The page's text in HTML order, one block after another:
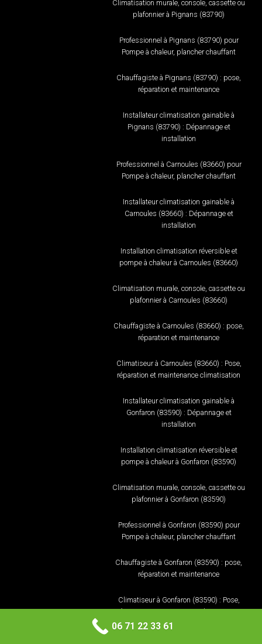
Climatisation murale, console, cassette ou
plafonnier à Pignans (83790)
Professionnel à Pignans (83790) pour
Pompe à chaleur, plancher chauffant
Chauffagiste à Pignans (83790) : pose,
réparation et maintenance
Installateur climatisation gainable à
Pignans (83790) : Dépannage et
installation
Professionnel à Carnoules (83660) pour
Pompe à chaleur, plancher chauffant
Installateur climatisation gainable à
Carnoules (83660) : Dépannage et
installation
Installation climatisation réversible et
pompe à chaleur à Carnoules (83660)
Climatisation murale, console, cassette ou
plafonnier à Carnoules (83660)
Chauffagiste à Carnoules (83660) : pose,
réparation et maintenance
Climatiseur à Carnoules (83660) : Pose,
réparation et maintenance climatisation
Installateur climatisation gainable à
Gonfaron (83590) : Dépannage et
installation
Installation climatisation réversible et
pompe à chaleur à Gonfaron (83590)
Climatisation murale, console, cassette ou
plafonnier à Gonfaron (83590)
Professionnel à Gonfaron (83590) pour
Pompe à chaleur, plancher chauffant
Chauffagiste à Gonfaron (83590) : pose,
réparation et maintenance
Climatiseur à Gonfaron (83590) : Pose,
réparation et maintenance climatisation
06 71 22 33 61